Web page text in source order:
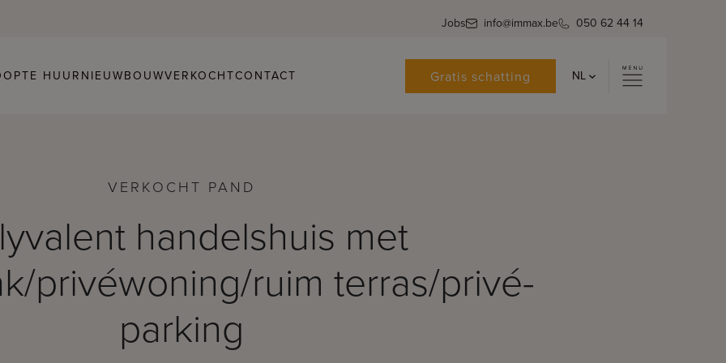
Jobs info@immax.be 050 62 44 14
TE HUUR NIEUWBOUWVERKOCHTCONTACT Gratis schatting NL
VERKOCHT PAND
handelshuis met
privéwoning/ruim terras/privé-
parking